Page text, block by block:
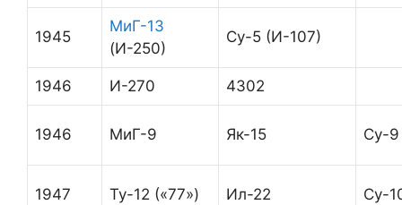
1945
МиГ-13
(И-250)
Су-5 (И-107)
1946 И-270 4302
1946 МиГ-9 Як-15 Су-9
1947 Ту-12 («77») Ил-22 Су-